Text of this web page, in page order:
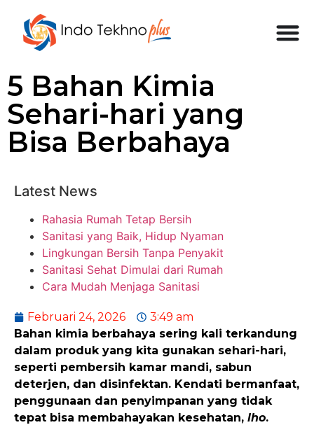
5 Bahan Kimia
Sehari-hari yang
Bisa Berbahaya
Latest News
Rahasia Rumah Tetap Bersih
Sanitasi yang Baik, Hidup Nyaman
Lingkungan Bersih Tanpa Penyakit
Sanitasi Sehat Dimulai dari Rumah
Cara Mudah Menjaga Sanitasi
Februari 24, 2026
3:49 am
Bahan kimia berbahaya sering kali terkandung
dalam produk yang kita gunakan sehari-hari,
seperti pembersih kamar mandi, sabun
deterjen, dan disinfektan. Kendati bermanfaat,
penggunaan dan penyimpanan yang tidak
tepat bisa membahayakan kesehatan, lho.